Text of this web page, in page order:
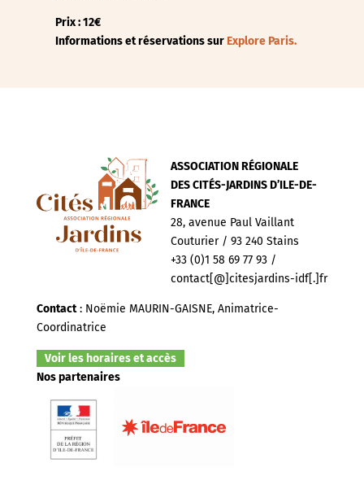
Prix : 12€
Informations et réservations sur Explore Paris.
ASSOCIATION RÉGIONALE
DES CITÉS-JARDINS D’ILE-DE-
FRANCE
28, avenue Paul Vaillant
Couturier / 93 240 Stains
+33 (0)1 58 69 77 93 /
contact[@]citesjardins-idf[.]fr
Contact: Noëmie MAURIN-GAISNE, Animatrice-
Coordinatrice
Voir les horaires et accès
Nos partenaires